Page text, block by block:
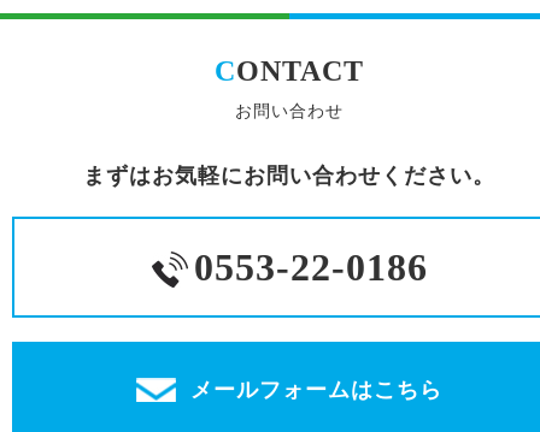
CONTACT
お問い合わせ
まずはお気軽にお問い合わせください。
0553-22-0186
メールフォームはこちら